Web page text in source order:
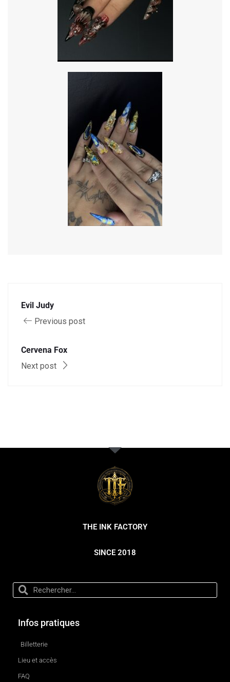
Evil Judy
Previous post
Cervena Fox
Next post
THE INK FACTORY
SINCE 2018
Infos pratiques
Billetterie
Lieu et accès
FAQ